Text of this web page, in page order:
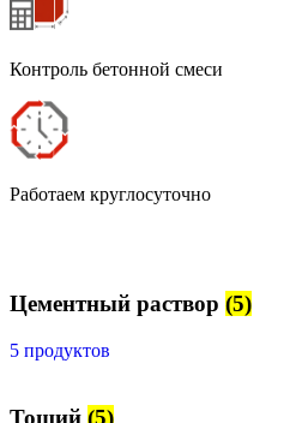
Контроль бетонной смеси
Работаем круглосуточно
Цементный раствор (5)
5 продуктов